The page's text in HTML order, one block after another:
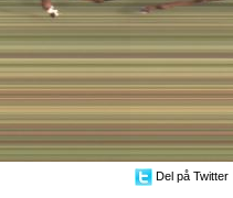
Del på Twitter